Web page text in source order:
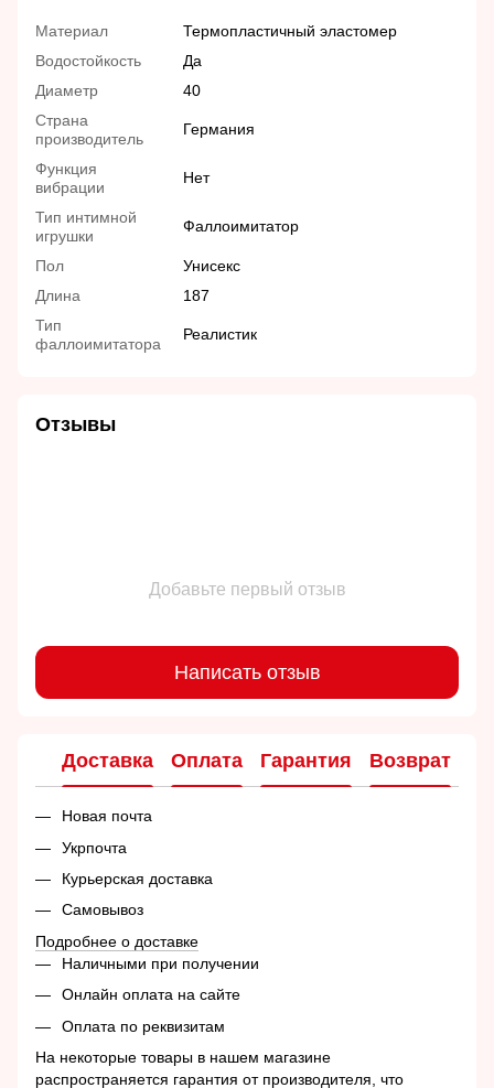
Материал
Термопластичный эластомер
Водостойкость
Да
Диаметр
40
Страна
производитель
Германия
Функция
вибрации
Нет
Тип интимной
игрушки
Фаллоимитатор
Пол
Унисекс
Длина
187
Тип
фаллоимитатора
Реалистик
Отзывы
Добавьте первый отзыв
Написать отзыв
Доставка Оплата Гарантия Возврат
Новая почта
Укрпочта
Курьерская доставка
Самовывоз
Подробнее о доставке
Наличными при получении
Онлайн оплата на сайте
Оплата по реквизитам
На некоторые товары в нашем магазине
распространяется гарантия от производителя, что